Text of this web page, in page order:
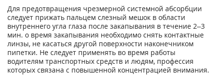
Для предотвращения чрезмерной системной абсорбции
следует прижать пальцем слезный мешок в области
внутреннего угла глаза после закапывания в течение 2–3
мин. о время закапывания необходимо снять контактные
линзы, не касаться другой поверхности наконечником
пипетки. Не следует применять во время работы
водителям транспортных средств и людям, профессия
которых связана с повышенной концентрацией внимания.